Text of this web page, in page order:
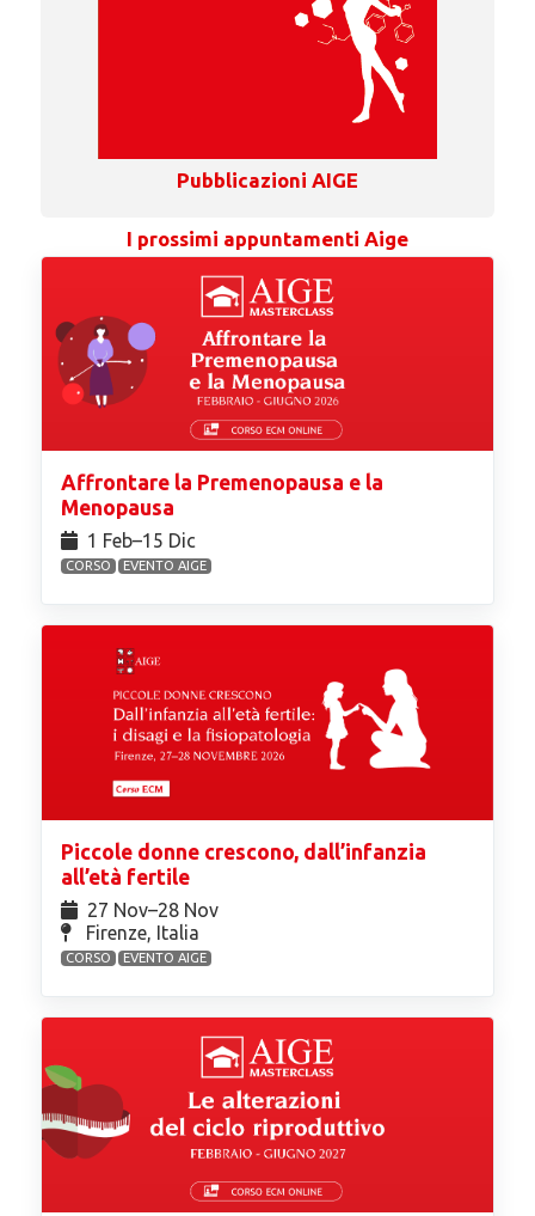
Pubblicazioni AIGE
I prossimi appuntamenti Aige
Affrontare la Premenopausa e la
Menopausa
1 Feb⁠–15 Dic
CORSO EVENTO AIGE
Piccole donne crescono, dall’infanzia
all’età fertile
27 Nov⁠–28 Nov
Firenze, Italia
CORSO EVENTO AIGE